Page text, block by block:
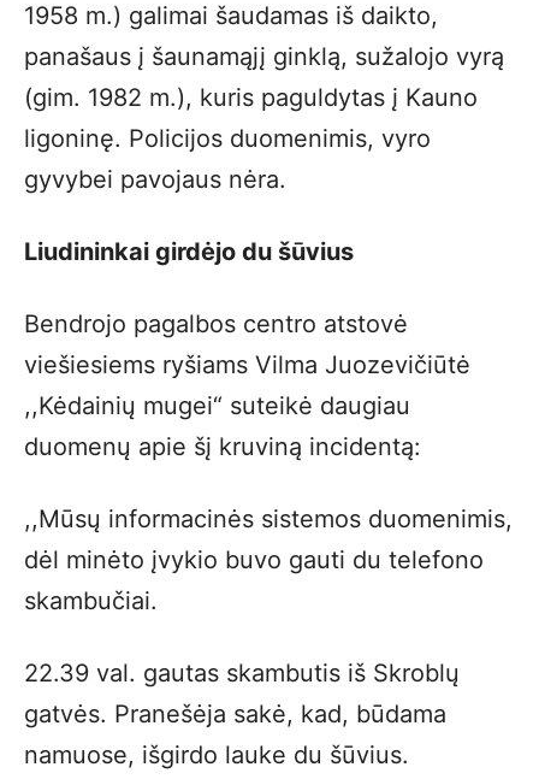
1958 m.) galimai šaudamas iš daikto,
panašaus į šaunamąjį ginklą, sužalojo vyrą
(gim. 1982 m.), kuris paguldytas į Kauno
ligoninę. Policijos duomenimis, vyro
gyvybei pavojaus nėra.
Liudininkai girdėjo du šūvius
Bendrojo pagalbos centro atstovė
viešiesiems ryšiams Vilma Juozevičiūtė
,,Kėdainių mugei“ suteikė daugiau
duomenų apie šį kruviną incidentą:
,,Mūsų informacinės sistemos duomenimis,
dėl minėto įvykio buvo gauti du telefono
skambučiai.
22.39 val. gautas skambutis iš Skroblų
gatvės. Pranešėja sakė, kad, būdama
namuose, išgirdo lauke du šūvius.